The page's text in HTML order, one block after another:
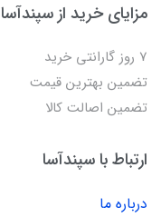
مزایای خرید از سپندآسا
7 روز گارانتی خرید
تضمین بهترین قیمت
تضمین اصالت کالا
ارتباط با سپندآسا
درباره ما